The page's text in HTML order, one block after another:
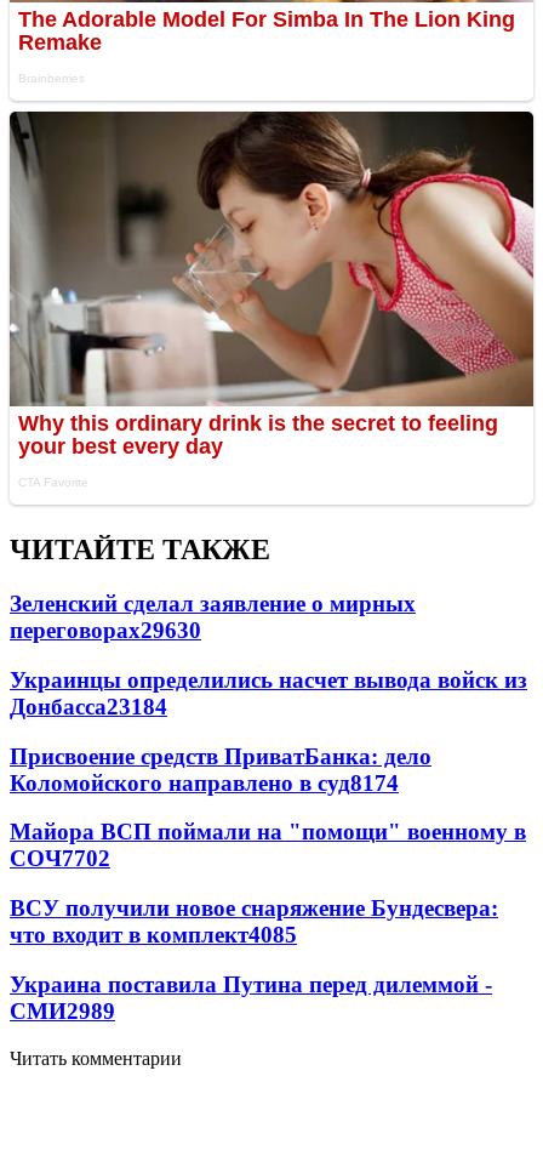
ЧИТАЙТЕ ТАКЖЕ
Зеленский сделал заявление о мирных
переговорах29630
Украинцы определились насчет вывода войск из
Донбасса23184
Присвоение средств ПриватБанка: дело
Коломойского направлено в суд8174
Майора ВСП поймали на "помощи" военному в
СОЧ7702
ВСУ получили новое снаряжение Бундесвера:
что входит в комплект4085
Украина поставила Путина перед дилеммой -
СМИ2989
Читать комментарии